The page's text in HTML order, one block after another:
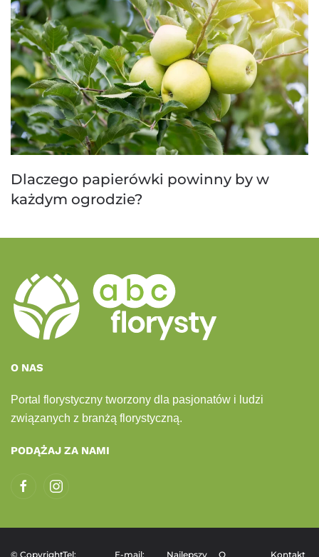
Dlaczego papierówki powinny by w
każdym ogrodzie?
O NAS
Portal florystyczny tworzony dla pasjonatów i ludzi
związanych z branżą florystyczną.
PODĄŻAJ ZA NAMI
© CopyrightTel: E-mail: Najlepszy O Kontakt